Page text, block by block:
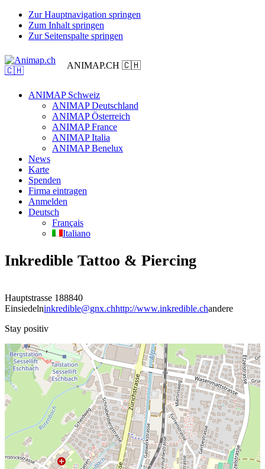
Zur Hauptnavigation springen
Zum Inhalt springen
Zur Seitenspalte springen
ANIMAP.CH 🇨🇭
ANIMAP Schweiz
ANIMAP Deutschland
ANIMAP Österreich
ANIMAP France
ANIMAP Italia
ANIMAP Benelux
News
Karte
Spenden
Firma eintragen
Anmelden
Deutsch
Français
Italiano
Inkredible Tattoo & Piercing
Hauptstrasse 188840
Einsiedelninkredible@gnx.chhttp://www.inkredible.chandere
Stay positiv